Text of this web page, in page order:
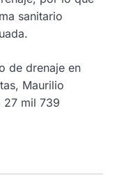
sanitario
de drenaje en
Maurilio
27 mil 739